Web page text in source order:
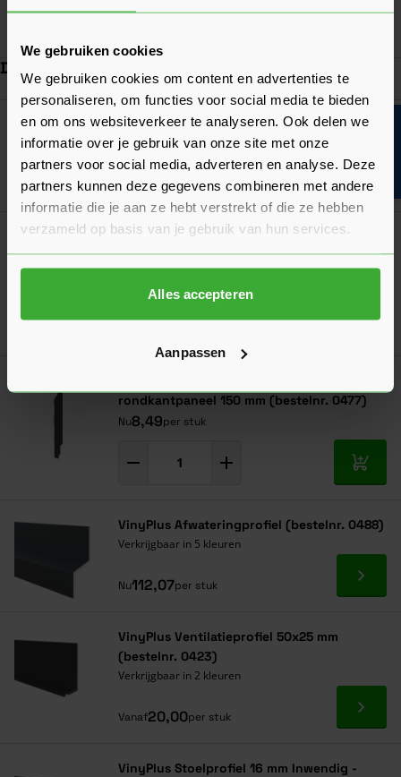
We gebruiken cookies
We gebruiken cookies om content en advertenties te
personaliseren, om functies voor social media te bieden
en om ons websiteverkeer te analyseren. Ook delen we
informatie over je gebruik van onze site met onze
partners voor social media, adverteren en analyse. Deze
partners kunnen deze gegevens combineren met andere
informatie die je aan ze hebt verstrekt of die ze hebben
verzameld op basis van je gebruik van hun services.
Alles accepteren
Aanpassen
Dit vind je misschien ook handig
Navigeren door de elementen van de carrousel is mogelijk met
Druk om carrousel over te slaan
Druk op om naar carrouselnavigatie te gaan
VinyPlus Reparatiestift (0489)
Verkrijgbaar in 25 kleuren
Nu32,15per stuk Ga
VinyPlus Eindkap links voor
rondkantpaneel 150 mm (bestelnr. 0476)
In
rondkantpaneel 150 mm (bestelnr. 0477)
Nu8,49per stuk
In
VinyPlus Afwateringprofiel (bestelnr. 0488)
Verkrijgbaar in 5 kleuren
Nu112,07per stuk Ga
VinyPlus Ventilatieprofiel 50x25 mm
(bestelnr. 0423)
Verkrijgbaar in 2 kleuren
Vanaf20,00per stuk Ga
VinyPlus Stoelprofiel 16 mm Inwendig -